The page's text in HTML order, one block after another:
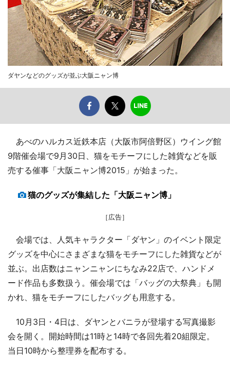
ダヤンなどのグッズが並ぶ大阪ニャン博
あべのハルカス近鉄本店（大阪市阿倍野区）ウイング館
9階催会場で9月30日、猫をモチーフにした雑貨などを販
売する催事「大阪ニャン博2015」が始まった。
猫のグッズが集結した「大阪ニャン博」
［広告］
会場では、人気キャラクター「ダヤン」のイベント限定
グッズを中心にさまざまな猫をモチーフにした雑貨などが
並ぶ。出店数はニャンニャンにちなみ22店で、ハンドメ
ード作品も多数扱う。催会場では「バッグの大祭典」も開
かれ、猫をモチーフにしたバッグも用意する。
10月3日・4日は、ダヤンとバニラが登場する写真撮影
会を開く。開始時間は11時と14時で各回先着20組限定。
当日10時から整理券を配布する。